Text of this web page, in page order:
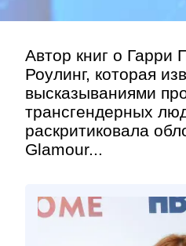
Автор книг о Гарри
Роулинг, которая
высказываниями
трансгендерных
раскритиковала
Glamour...